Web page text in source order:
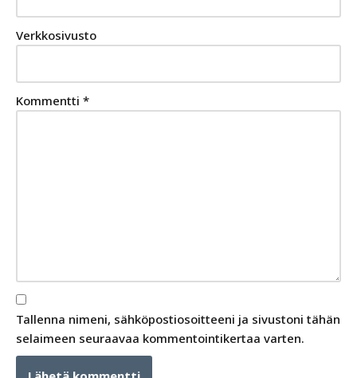
Verkkosivusto
Kommentti *
Tallenna nimeni, sähköpostiosoitteeni ja sivustoni tähän
selaimeen seuraavaa kommentointikertaa varten.